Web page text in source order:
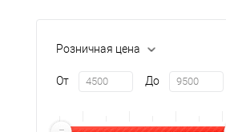
Розничная цена
От До